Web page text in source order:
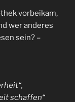
vorbeikam,
wer anderes
sein? –
schaffen“